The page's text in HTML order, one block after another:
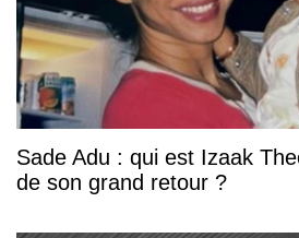
Sade Adu : qui est Izaak
de son grand retour ?